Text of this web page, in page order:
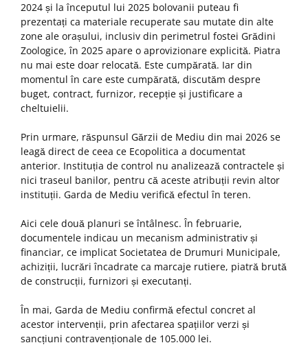
2024 și la începutul lui 2025 bolovanii puteau fi
prezentați ca materiale recuperate sau mutate din alte
zone ale orașului, inclusiv din perimetrul fostei Grădini
Zoologice, în 2025 apare o aprovizionare explicită. Piatra
nu mai este doar relocată. Este cumpărată. Iar din
momentul în care este cumpărată, discutăm despre
buget, contract, furnizor, recepție și justificare a
cheltuielii.
Prin urmare, răspunsul Gărzii de Mediu din mai 2026 se
leagă direct de ceea ce Ecopolitica a documentat
anterior. Instituția de control nu analizează contractele și
nici traseul banilor, pentru că aceste atribuții revin altor
instituții. Garda de Mediu verifică efectul în teren.
Aici cele două planuri se întâlnesc. În februarie,
documentele indicau un mecanism administrativ și
financiar, ce implicat Societatea de Drumuri Municipale,
achiziții, lucrări încadrate ca marcaje rutiere, piatră brută
de construcții, furnizori și executanți.
În mai, Garda de Mediu confirmă efectul concret al
acestor intervenții, prin afectarea spațiilor verzi și
sancțiuni contravenționale de 105.000 lei.